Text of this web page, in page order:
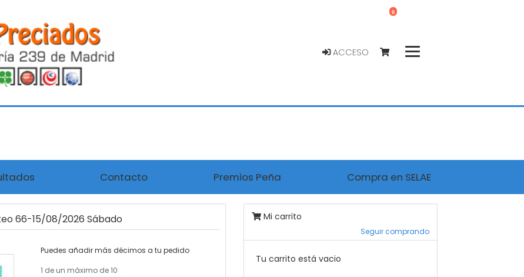
ACCESO
0
Contacto Premios Peña Compra en SELAE
66-15/08/2026 Sábado
Puedes añadir más décimos a tu pedido
1 de un máximo de 10
Mi carrito
Seguir comprando
Tu carrito está vacio